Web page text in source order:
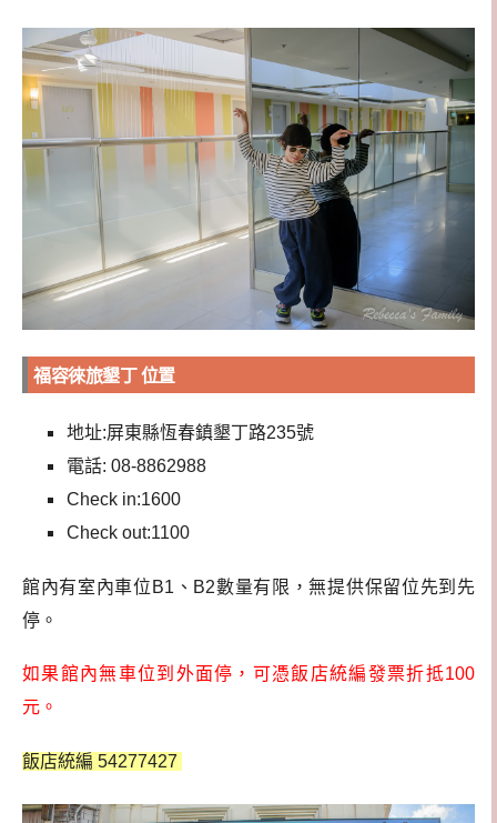
福容徠旅墾丁 位置
地址:屏東縣恆春鎮墾丁路235號
電話: 08-8862988
Check in:1600
Check out:1100
館內有室內車位B1、B2數量有限，無提供保留位先到先
停。
如果館內無車位到外面停，可憑飯店統編發票折抵100
元。
飯店統編 54277427